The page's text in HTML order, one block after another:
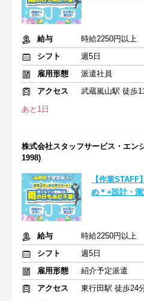
給与
時給2250円以上
シフト
週5日
雇用形態
派遣社員
アクセス
武蔵嵐山駅 徒歩
あと1日
株式会社スタッフサービス・エン
1998)
【作業
め＊+設計・
給与
時給2250円以上
シフト
週5日
雇用形態
紹介予定派遣
アクセス
東行田駅 徒歩24